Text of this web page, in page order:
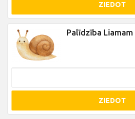
ZIEDOT
Palīdzība Liamam
ZIEDOT